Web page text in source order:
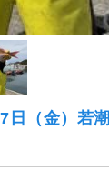
日（金）若潮